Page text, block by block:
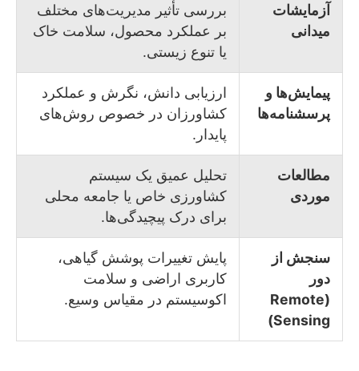
آزمایشات
میدانی
بررسی تأثیر مدیریت‌های مختلف
بر عملکرد محصول، سلامت خاک
یا تنوع زیستی.
پیمایش‌ها و
پرسشنامه‌ها
ارزیابی دانش، نگرش و عملکرد
کشاورزان در خصوص روش‌های
پایدار.
مطالعات
موردی
تحلیل عمیق یک سیستم
کشاورزی خاص یا جامعه محلی
برای درک پیچیدگی‌ها.
سنجش از
دور
(Remote
Sensing)
پایش تغییرات پوشش گیاهی،
کاربری اراضی و سلامت
اکوسیستم در مقیاس وسیع.